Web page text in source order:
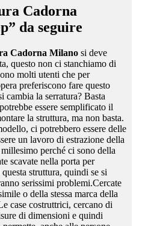
Cadorna
da seguire
Cadorna Milanosi deve
questo non ci stanchiamo di
molti utenti che per
preferiscono fare questo
cambia la serratura? Basta
essere semplificato il
la struttura, ma non basta.
ci potrebbero essere delle
un lavoro di estrazione della
perché ci sono della
scavate nella porta per
struttura, quindi se si
serissimi problemi.Cercate
o della stessa marca della
case costruttrici, cercano di
di dimensioni e quindi